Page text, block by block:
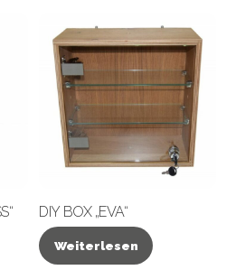
DIY BOX „EVA“
Weiterlesen